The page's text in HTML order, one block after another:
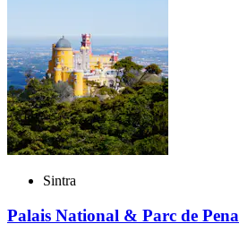
Sintra
Palais National & Parc de Pena